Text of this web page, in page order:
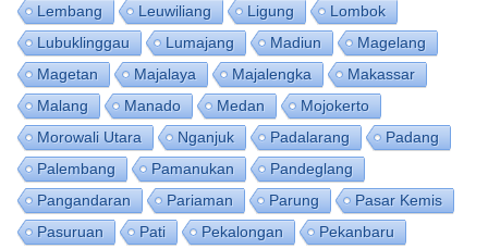
Lembang
Leuwiliang Ligung
Lombok
Lubuklinggau
Lumajang Madiun
Magelang
Magetan
Majalaya Majalengka
Makassar
Malang
Manado Medan
Mojokerto
Morowali Utara
Nganjuk Padalarang
Padang
Palembang
Pamanukan
Pandeglang
Pangandaran
Pariaman Parung
Pasar Kemis
Pasuruan
Pati Pekalongan
Pekanbaru